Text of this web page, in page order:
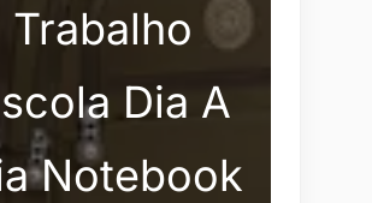
Trabalho
Dia A
Notebook